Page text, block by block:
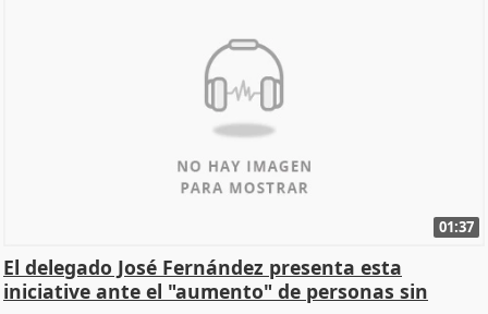
01:37
El delegado José Fernández presenta esta
iniciative ante el "aumento" de personas sin